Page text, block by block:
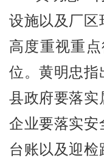
设施以及厂区
高度重视重
位。黄明忠指
县政府要落实
企业要落实安
台账以及迎